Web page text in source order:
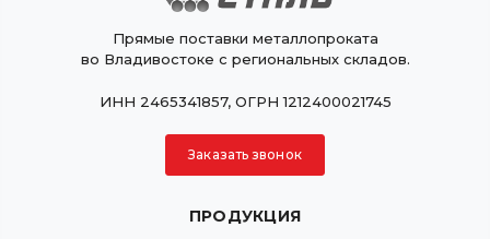
Прямые поставки металлопроката
во Владивостоке с региональных складов.
ИНН 2465341857, ОГРН 1212400021745
Заказать звонок
ПРОДУКЦИЯ